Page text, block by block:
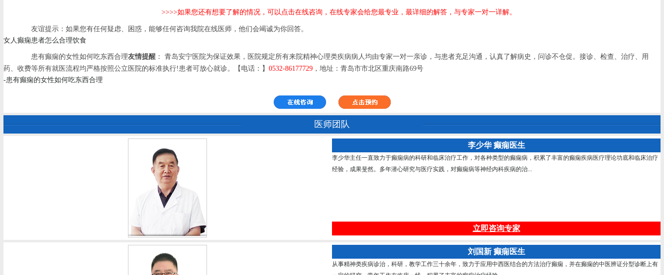
>>>>如果您还有想要了解的情况，可以点击在线咨询，在线专家会给您最专业，最详细的解答，与专家一对一详解。
友谊提示：如果您有任何疑虑、困惑，能够任何咨询我院在线医师，他们会竭诚为你回答。
女人癫痫患者怎么合理饮食
患有癫痫的女性如何吃东西合理友情提醒： 青岛安宁医院为保证效果，医院规定所有来院精神心理类疾病病人均由专家一对一亲诊，与患者充足沟通，认真了解病史，问诊不仓促。接诊、检查、治疗、用
药、收费等所有就医流程均严格按照公立医院的标准执行!患者可放心就诊。【电话：】 0532-86177729，地址：青岛市市北区重庆南路69号
-患有癫痫的女性如何吃东西合理
医师团队
李少华 癫痫医生
李少华主任一直致力于癫痫病的科研和临床治疗工作，对各种类型的癫痫病，积累了丰富的癫痫疾病医疗理论功底和临床治疗
经验，成果斐然。多年潜心研究与医疗实践，对癫痫病等神经内科疾病的治...
立即咨询专家
刘国新 癫痫医生
从事精神类疾病诊治，科研，教学工作三十余年，致力于应用中西医结合的方法治疗癫痫，并在癫痫的中医辨证分型诊断上有